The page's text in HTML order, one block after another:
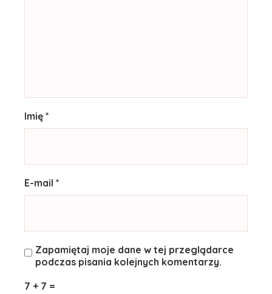
Imię *
E-mail *
Zapamiętaj moje dane w tej przeglądarce
podczas pisania kolejnych komentarzy.
7 + 7 =